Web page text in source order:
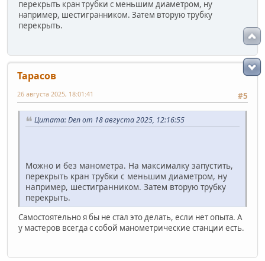
перекрыть кран трубки с меньшим диаметром, ну
например, шестигранником. Затем вторую трубку
перекрыть.
Тарасов
#5
26 августа 2025, 18:01:41
Цитата: Den от 18 августа 2025, 12:16:55
Можно и без манометра. На максималку запустить,
перекрыть кран трубки с меньшим диаметром, ну
например, шестигранником. Затем вторую трубку
перекрыть.
Самостоятельно я бы не стал это делать, если нет опыта. А
у мастеров всегда с собой манометрические станции есть.